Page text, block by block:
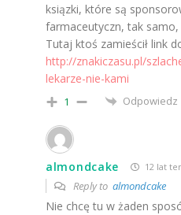
ksiązki, które są
farmaceutyczn, tak
Tutaj ktoś zamieścił link
http://znakiczasu.pl/
lekarze-nie-kami
1 Odpowiedz
almondcake 12 lat
Reply to almondcake
Nie chcę tu w żaden